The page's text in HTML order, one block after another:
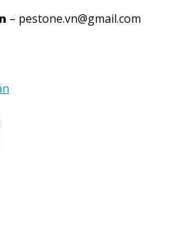
– pestone.vn@gmail.com